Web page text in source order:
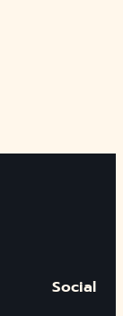
Social